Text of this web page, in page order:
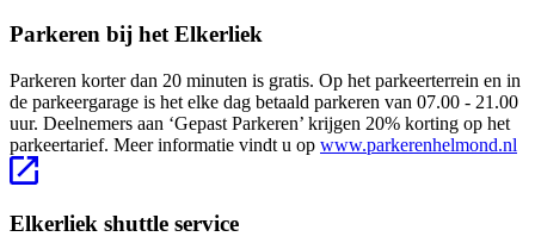
Parkeren bij het Elkerliek
Parkeren korter dan 20 minuten is gratis. Op het parkeerterrein en in
de parkeergarage is het elke dag betaald parkeren van 07.00 - 21.00
uur. Deelnemers aan ‘Gepast Parkeren’ krijgen 20% korting op het
parkeertarief. Meer informatie vindt u op www.parkerenhelmond.nl
Elkerliek shuttle service